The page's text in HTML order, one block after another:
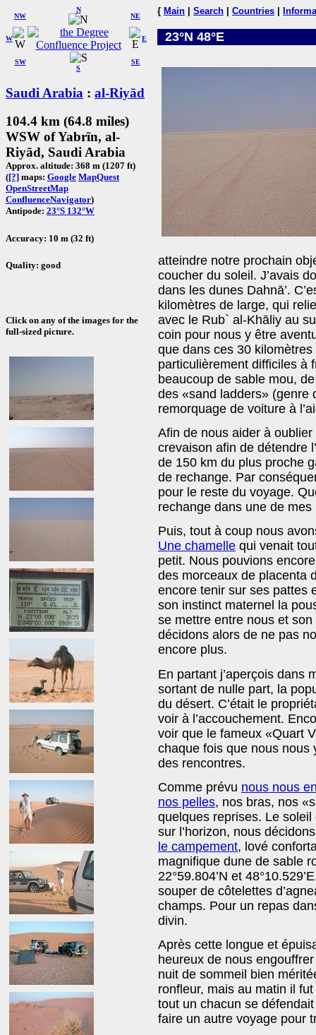
W
NW
N
NE
SW
S
SE
E
Saudi Arabia : al-Riyād
104.4 km (64.8 miles)
WSW of Yabrīn, al-
Riyād, Saudi Arabia
Approx. altitude: 368 m (1207 ft)
([?] maps: Google MapQuest
OpenStreetMap
ConfluenceNavigator)
Antipode: 23°S 132°W
Accuracy: 10 m (32 ft)
Quality: good
Click on any of the images for the
full-sized picture.
{ Main Search Countries
23°N 48°E
atteindre notre prochain
coucher du soleil. J’avais
dans les dunes Dahnā’.
kilomètres de large, qui
avec le Rub` al-Khāliy au
coin pour nous y être
que dans ces 30
particulièrement difficiles à
beaucoup de sable mou,
des «sand ladders» (genre
remorquage de voiture à
Afin de nous aider à
crevaison afin de détendre
de 150 km du plus proche
de rechange. Par
pour le reste du voyage.
rechange dans une de
Puis, tout à coup nous
Une chamelle qui venait
petit. Nous pouvions
des morceaux de placenta
encore tenir sur ses pattes
son instinct maternel la
se mettre entre nous et
décidons alors de ne pas
encore plus.
En partant j’aperçois dans
sortant de nulle part, la
du désert. C’était le
voir à l’accouchement.
voir que le fameux «Quart
chaque fois que nous nous
des rencontres.
Comme prévu nous nous
nos pelles, nos bras, nos
quelques reprises. Le
sur l’horizon, nous
le campement, lové
magnifique dune de sable
22°59.804’N et
souper de côtelettes
champs. Pour un repas
divin.
Après cette longue et
heureux de nous
nuit de sommeil bien
ronfleur, mais au matin il
tout un chacun se
faire un autre voyage pour